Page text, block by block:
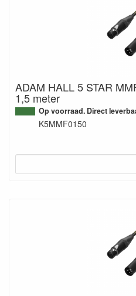
ADAM HALL 5 STAR
1,5 meter
Op voorraad. Direct
K5MMF0150